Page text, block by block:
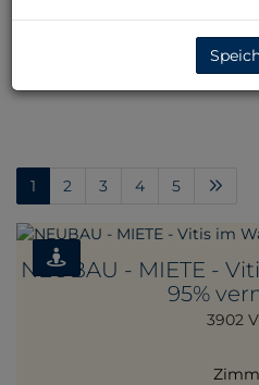
Weitere Suchoptionen
Filter
1 2 3 4 5
NEUBAU - MIETE -
95%
3902